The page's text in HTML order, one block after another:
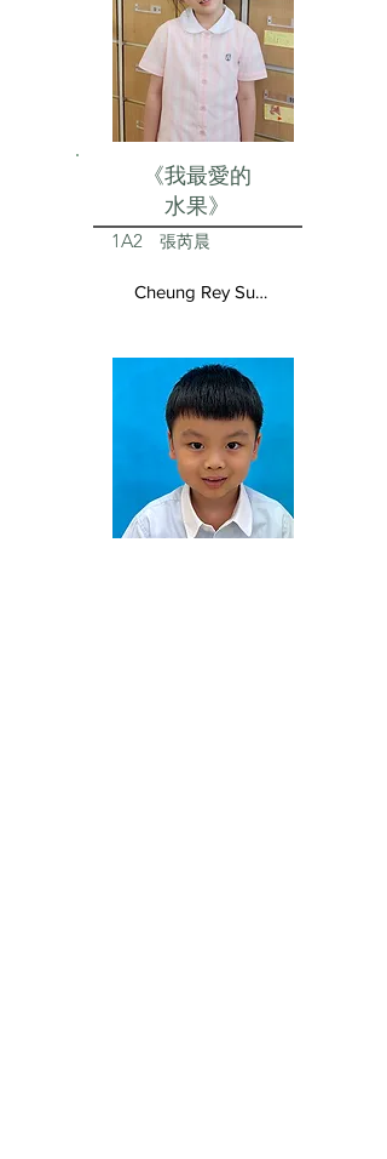
《我最愛的
水果》
1A2 張芮晨
Cheung Rey Sun Vivienne